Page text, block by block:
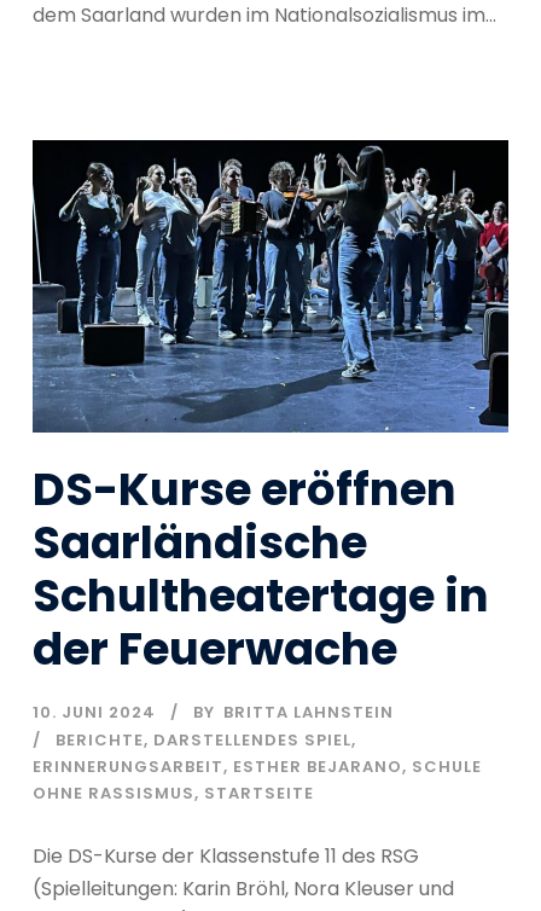
dem Saarland wurden im Nationalsozialismus im...
DS-Kurse eröffnen
Saarländische
Schultheatertage in
der Feuerwache
10. JUNI 2024 BY BRITTA LAHNSTEIN
BERICHTE, DARSTELLENDES SPIEL,
ERINNERUNGSARBEIT, ESTHER BEJARANO, SCHULE
OHNE RASSISMUS, STARTSEITE
Die DS-Kurse der Klassenstufe 11 des RSG
(Spielleitungen: Karin Bröhl, Nora Kleuser und